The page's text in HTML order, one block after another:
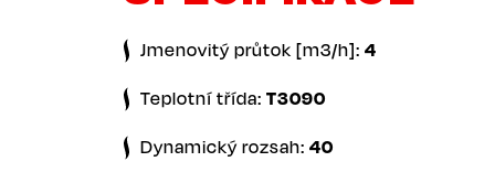
Jmenovitý průtok [m3/h]: 4
Teplotní třída: T3090
Dynamický rozsah: 40